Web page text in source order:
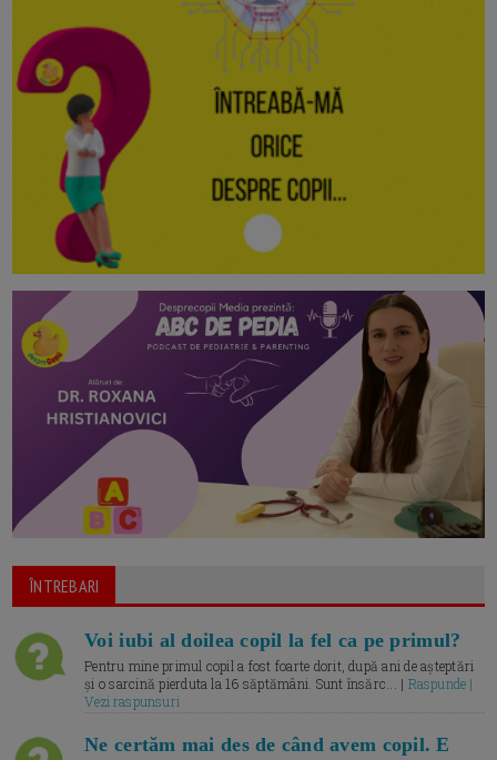
ÎNTREBARI
Voi iubi al doilea copil la fel ca pe primul?
Pentru mine primul copil a fost foarte dorit, după ani de așteptări
și o sarcină pierduta la 16 săptămâni. Sunt însărc... | Raspunde |
Vezi raspunsuri
Ne certăm mai des de când avem copil. E